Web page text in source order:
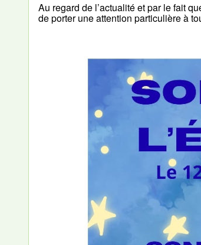
Au regard de l’actualité et par le fait
de porter une attention particulière à